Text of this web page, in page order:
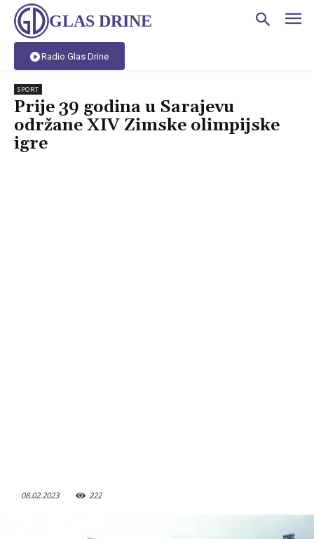
GLAS DRINE
Radio Glas Drine
SPORT
Prije 39 godina u Sarajevu
održane XIV Zimske olimpijske
igre
08.02.2023 222